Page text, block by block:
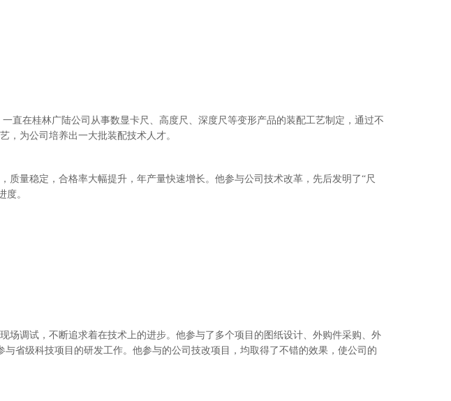
直在桂林广陆公司从事数显卡尺、高度尺、深度尺等变形产品的装配工艺制定，通过不
，为公司培养出一大批装配技术人才。
量稳定，合格率大幅提升，年产量快速增长。他参与公司技术改革，先后发明了“尺
度。
调试，不断追求着在技术上的进步。他参与了多个项目的图纸设计、外购件采购、外
与省级科技项目的研发工作。他参与的公司技改项目，均取得了不错的效果，使公司的